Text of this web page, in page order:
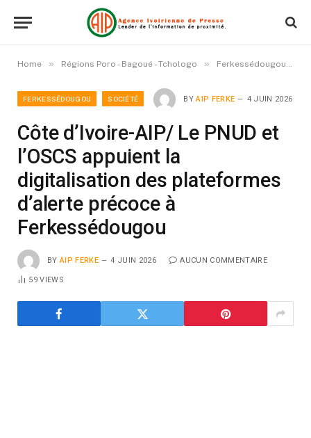
Home » Régions Poro - Bagoué - Tchologo » Ferkessédougou
FERKESSÉDOUGOU SOCIÉTÉ BY AIP FERKE 4 JUIN 2026
Côte d’Ivoire-AIP/ Le PNUD et
l’OSCS appuient la
digitalisation des plateformes
d’alerte précoce à
Ferkessédougou
BY AIP FERKE 4 JUIN 2026 AUCUN COMMENTAIRE
59VIEWS